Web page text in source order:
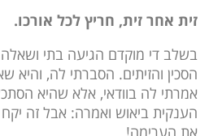
זית אחר זית, חריץ לכל אורכו.
בשלב די מוקדם הגיעה בתי
הסכין והזיתים. הסברתי לה, והיא
אמרתי לה בוודאי, אלא שהיא
הענקית ביאוש ואמרה: אבל זה
את הערימה!